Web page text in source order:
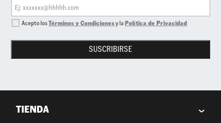
SUSCRIBIRSE
Acepto losTérminos y Condicionesy laPolítica de Privacidad
TIENDA